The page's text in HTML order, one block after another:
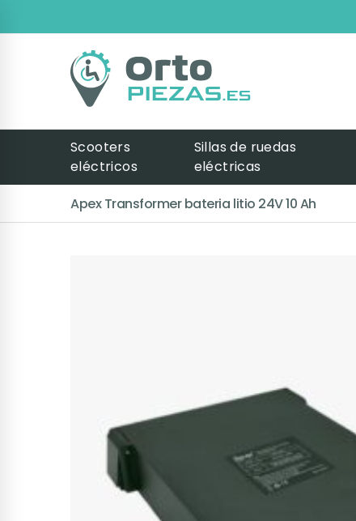
Scooters
eléctricos
Sillas de ruedas
eléctricas
Apex Transformer bateria litio 24V 10 Ah